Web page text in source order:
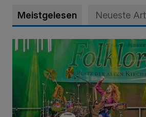
Meistgelesen Neueste
Folklorefest Krefeld – „Frauen